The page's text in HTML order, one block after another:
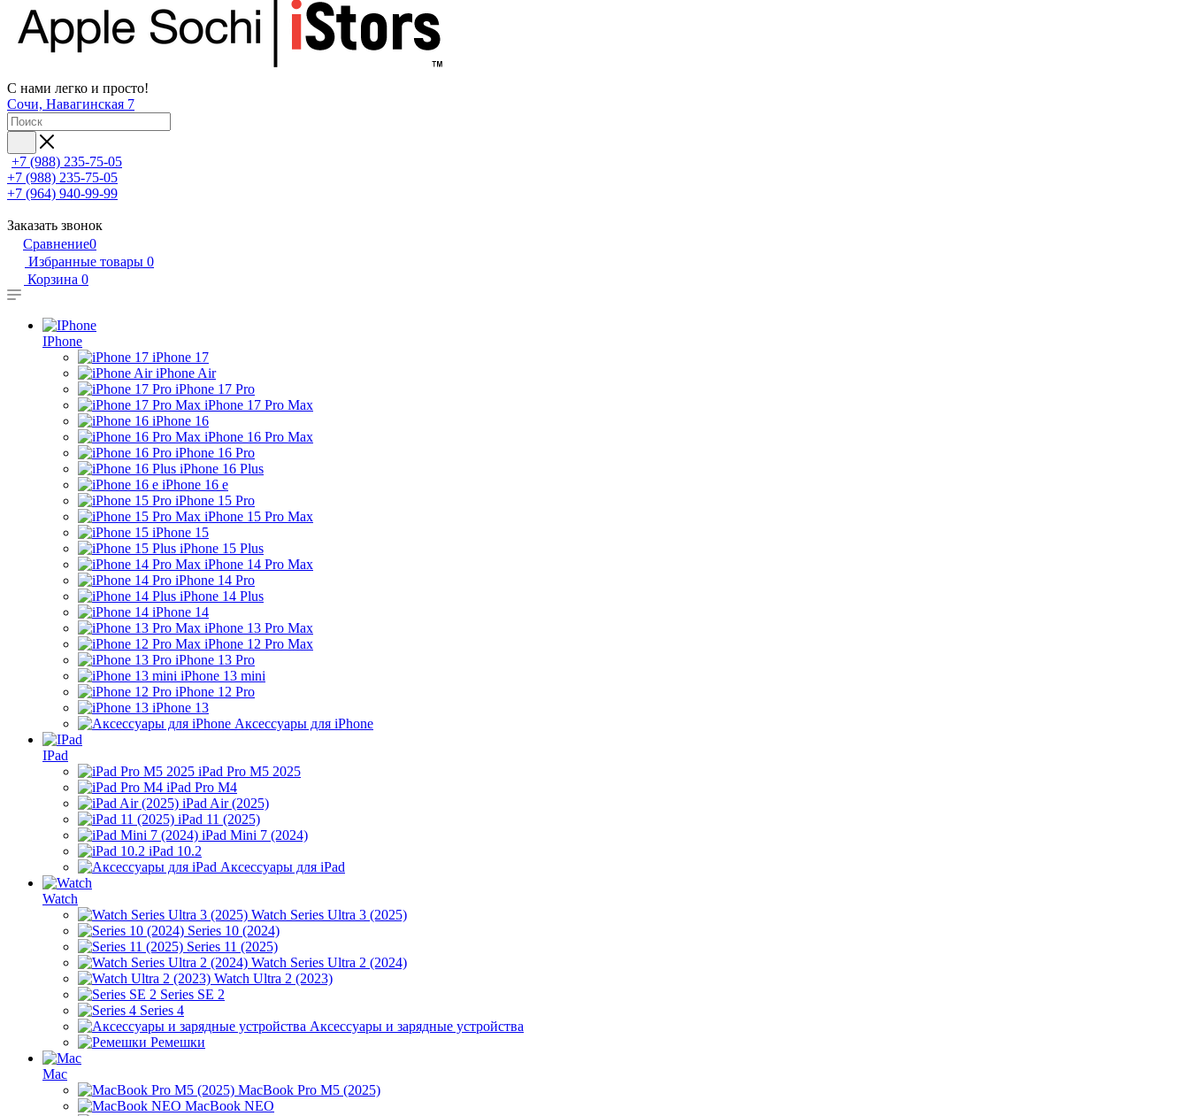
С нами легко и просто!
Сочи, Навагинская 7
+7 (988) 235-75-05
+7 (988) 235-75-05
+7 (964) 940-99-99
Заказать звонок
Сравнение0
Избранные товары 0
Корзина 0
IPhone
iPhone 17
iPhone Air
iPhone 17 Pro
iPhone 17 Pro Max
iPhone 16
iPhone 16 Pro Max
iPhone 16 Pro
iPhone 16 Plus
iPhone 16 e
iPhone 15 Pro
iPhone 15 Pro Max
iPhone 15
iPhone 15 Plus
iPhone 14 Pro Max
iPhone 14 Pro
iPhone 14 Plus
iPhone 14
iPhone 13 Pro Max
iPhone 12 Pro Max
iPhone 13 Pro
iPhone 13 mini
iPhone 12 Pro
iPhone 13
Аксессуары для iPhone
IPad
iPad Pro M5 2025
iPad Pro M4
iPad Air (2025)
iPad 11 (2025)
iPad Mini 7 (2024)
iPad 10.2
Аксессуары для iPad
Watch
Watch Series Ultra 3 (2025)
Series 10 (2024)
Series 11 (2025)
Watch Series Ultra 2 (2024)
Watch Ultra 2 (2023)
Series SE 2
Series 4
Аксессуары и зарядные устройства
Ремешки
Mac
MacBook Pro M5 (2025)
MacBook NEO